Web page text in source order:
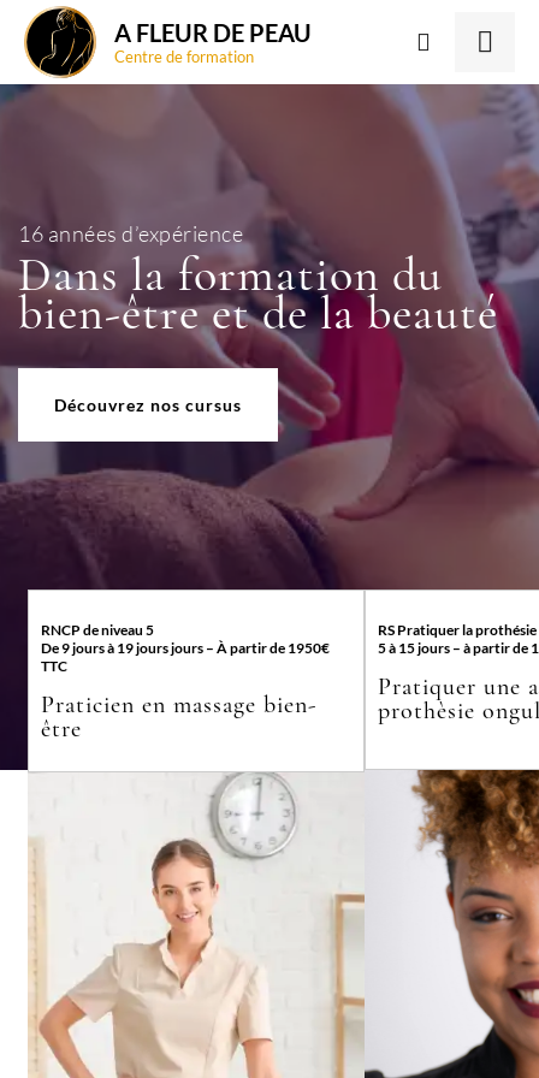
A FLEUR DE PEAU
Centre de formation
16 années d’expérience
Dans la formation du
bien-être et de la beauté
Découvrez nos cursus
RNCP de niveau 5
De 9 jours à 19 jours jours – À partir de 1950€
TTC
Praticien en massage bien-
être
RS Pratiquer la
5 à 15 jours – à partir de
Pratiquer une
prothèsie